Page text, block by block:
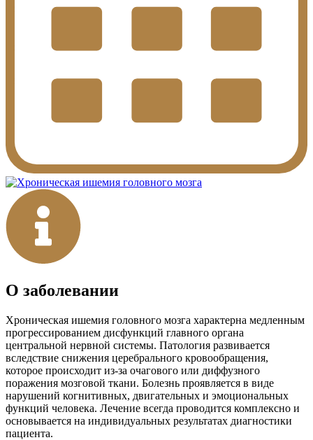
О заболевании
Хроническая ишемия головного мозга характерна медленным
прогрессированием дисфункций главного органа
центральной нервной системы. Патология развивается
вследствие снижения церебрального кровообращения,
которое происходит из-за очагового или диффузного
поражения мозговой ткани. Болезнь проявляется в виде
нарушений когнитивных, двигательных и эмоциональных
функций человека. Лечение всегда проводится комплексно и
основывается на индивидуальных результатах диагностики
пациента.